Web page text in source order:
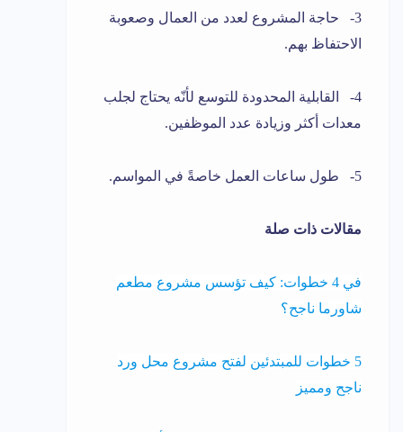
3- حاجة المشروع لعدد من العمال وصعوبة
الاحتفاظ بهم.
4- القابلية المحدودة للتوسع لأنّه يحتاج لجلب
معدات أكثر وزيادة عدد الموظفين.
5- طول ساعات العمل خاصةً في المواسم.
مقالات ذات صلة
في 4 خطوات: كيف تؤسس مشروع مطعم
شاورما ناجح؟
5 خطوات للمبتدئين لفتح مشروع محل ورد
ناجح ومميز